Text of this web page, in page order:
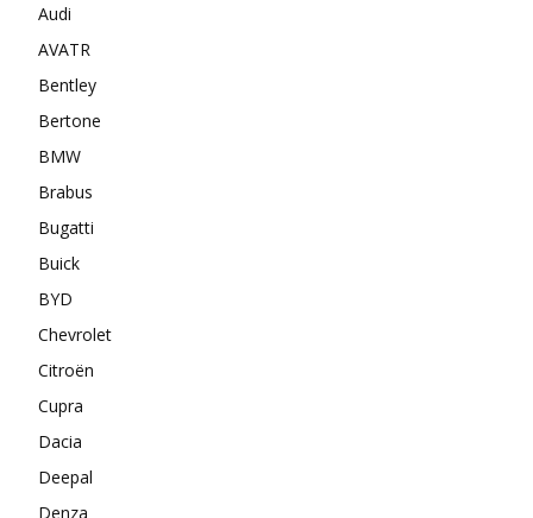
Audi
AVATR
Bentley
Bertone
BMW
Brabus
Bugatti
Buick
BYD
Chevrolet
Citroën
Cupra
Dacia
Deepal
Denza